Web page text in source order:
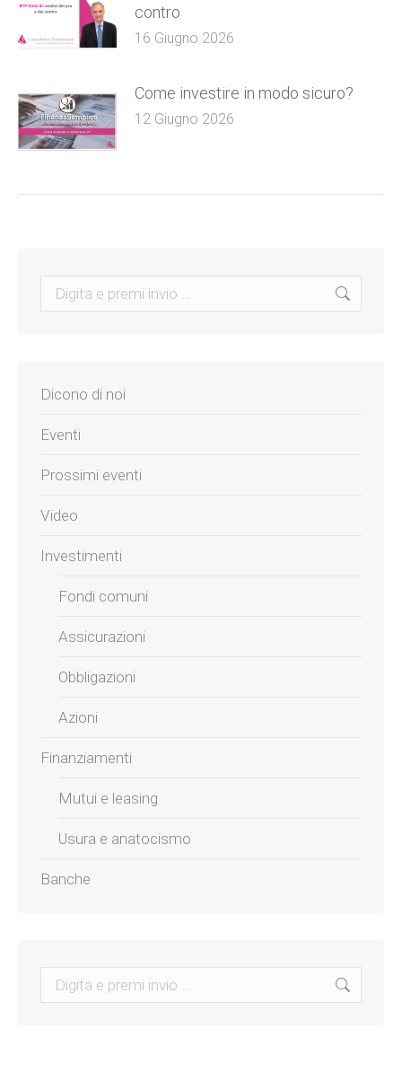
contro
16 Giugno 2026
Come investire in modo sicuro?
12 Giugno 2026
Search:
Dicono di noi
Eventi
Prossimi eventi
Video
Investimenti
Fondi comuni
Assicurazioni
Obbligazioni
Azioni
Finanziamenti
Mutui e leasing
Usura e anatocismo
Banche
Search: